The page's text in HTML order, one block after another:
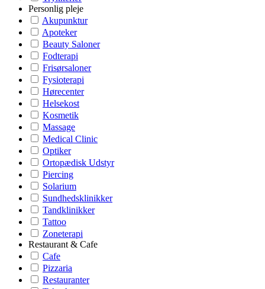
Personlig pleje
Akupunktur
Apoteker
Beauty Saloner
Fodterapi
Frisørsaloner
Fysioterapi
Hørecenter
Helsekost
Kosmetik
Massage
Medical Clinic
Optiker
Ortopædisk Udstyr
Piercing
Solarium
Sundhedsklinikker
Tandklinikker
Tattoo
Zoneterapi
Restaurant & Cafe
Cafe
Pizzaria
Restauranter